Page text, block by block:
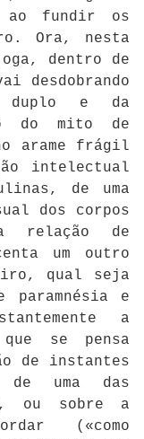
ao fundir os
Ora, nesta
dentro de
desdobrando
duplo e da
do mito de
arame frágil
intelectual
de uma
dos corpos
relação de
um outro
qual seja
paramnésia e
a
se pensa
de instantes
uma das
ou sobre a
(«como